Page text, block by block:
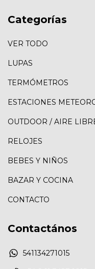
Categorías
VER TODO
LUPAS
TERMÓMETROS
ESTACIONES
OUTDOOR / AIRE
RELOJES
BEBES Y NIÑOS
BAZAR Y COCINA
CONTACTO
Contactános
541134271015